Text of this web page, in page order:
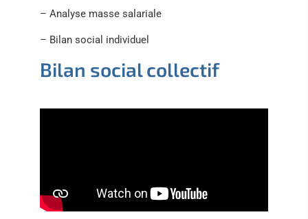
– Analyse masse salariale
– Bilan social individuel
Bilan social collectif